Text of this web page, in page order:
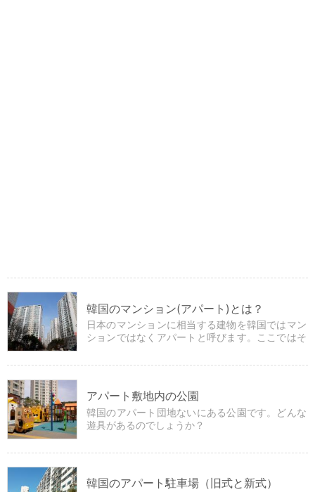
韓国のマンション(アパート)とは？
日本のマンションに相当する建物を韓国ではマン
ションではなくアパートと呼びます。ここではそ
アパート敷地内の公園
韓国のアパート団地ないにある公園です。どんな
遊具があるのでしょうか？
韓国のアパート駐車場（旧式と新式）